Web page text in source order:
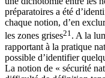
préparatoires a été
chaque notion, d’en
les zones grises21 . A la
rapportant à la pratique
possible d’identifier
La notion de « sécurité